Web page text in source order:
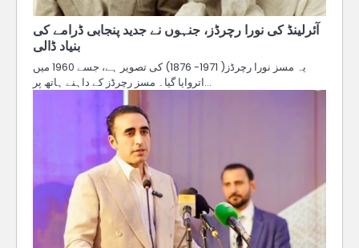
آئرلینڈ کی نورا رچرڈز، جنہوں نے جدید پنجابی ڈرامے کی
بنیاد ڈالی
یہ مسز نورا رچرڈز( 1971- 1876) کی تصویر ہے، جسے 1960 میں
اتروایا گیا۔ مسز رچرڈز کے داہنے ہاتھ پر…